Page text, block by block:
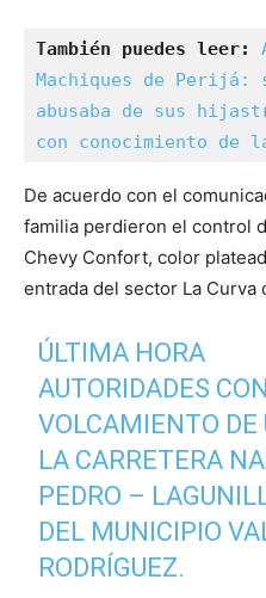
También puedes leer:
Machiques de Perijá:
abusaba de sus
con conocimiento de
De acuerdo con el
familia perdieron el control
Chevy Confort, color
entrada del sector La Curva
ÚLTIMA HORA
AUTORIDADES
VOLCAMIENTO DE
LA CARRETERA
PEDRO –
DEL MUNICIPIO
RODRÍGUEZ.